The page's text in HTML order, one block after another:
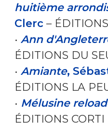
huitième
Clerc –
• Ann
ÉDITIONS DU
• Amiante,
ÉDITIONS LA
• Mélusine
ÉDITIONS CORTI